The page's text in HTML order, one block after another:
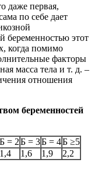
даже первая,
по себе дает
беременностью этот
когда помимо
факторы
масса тела и т. д. –
отношения
беременностей
Б = 2Б = 3Б = 4Б ≥5
1,4 1,6 1,9 2,2